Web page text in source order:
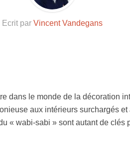
Ecrit par Vincent Vandegans
dans le monde de la décoration
aux intérieurs surchargés
« wabi-sabi » sont autant de